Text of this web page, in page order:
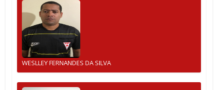
WESLLEY FERNANDES DA SILVA